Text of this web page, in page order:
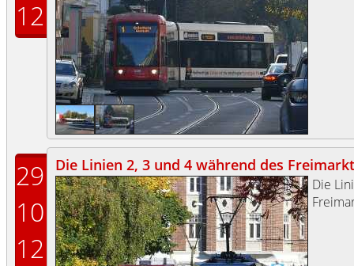
12
29
10
12
Die Linien 2, 3 und 4 während des
Die